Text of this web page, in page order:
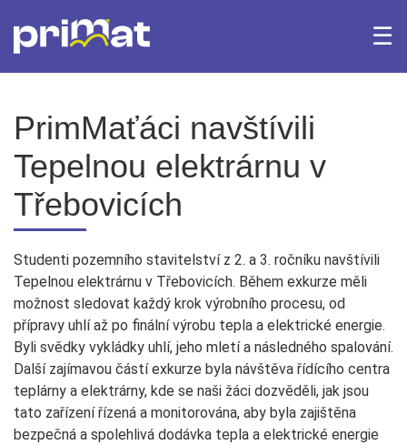
×
Archiv aktualit
Bakaláři iTrivio.cz
Office 365
☰
PrimMaťáci navštívili
Tepelnou elektrárnu v
Třebovicích
Studenti pozemního stavitelství z 2. a 3. ročníku navštívili
Tepelnou elektrárnu v Třebovicích. Během exkurze měli
možnost sledovat každý krok výrobního procesu, od
přípravy uhlí až po finální výrobu tepla a elektrické energie.
Byli svědky vykládky uhlí, jeho mletí a následného spalování.
Další zajímavou částí exkurze byla návštěva řídícího centra
teplárny a elektrárny, kde se naši žáci dozvěděli, jak jsou
tato zařízení řízená a monitorována, aby byla zajištěna
bezpečná a spolehlivá dodávka tepla a elektrické energie